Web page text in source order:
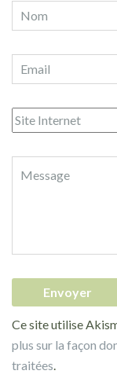
Ce site utilise
plus sur la façon
traitées